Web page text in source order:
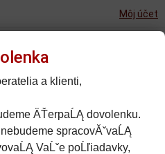
Môj účet
vyhľadávanie
Obľúbené (0)
a klienti,
ÄŤerpaĹĄ dovolenku.
spracovĂˇvaĹĄ
VaĹˇe poĹľiadavky,